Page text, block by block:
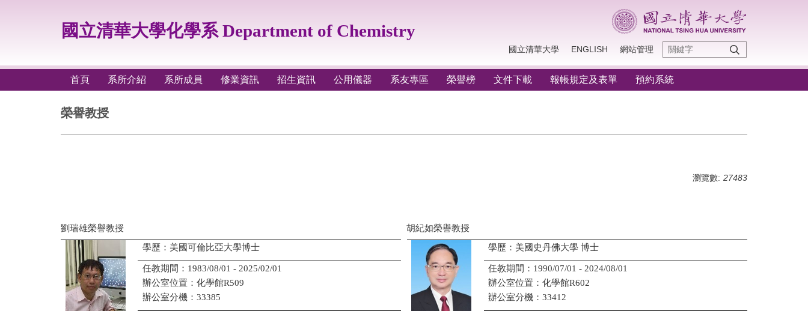
容
國立清華大學化學系 Department of Chemistry
國立清華大學 ENGLISH 網站管理
首頁 系所介紹 系所成員 修業資訊 招生資訊 公用儀器 系友專區 榮譽榜 文件下載 報帳規定及表單 預約系統
榮譽教授
瀏覽數: 27483
劉瑞雄榮譽教授
學歷：美國可倫比亞大學博士
任教期間：1983/08/01 - 2025/02/01
辦公室位置：化學館R509
辦公室分機：33385
胡紀如榮譽教授
學歷：美國史丹佛大學 博士
任教期間：1990/07/01 - 2024/08/01
辦公室位置：化學館R602
辦公室分機：33412